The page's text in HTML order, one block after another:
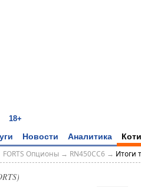
18+
Новости Аналитика
FORTS Опционы→ RN450CC6 → Итоги